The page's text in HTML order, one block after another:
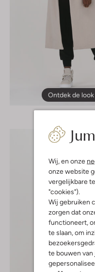
Wij, en onze
onze website
vergelijkbare
"cookies").
Wij gebruiken
zorgen dat
functioneert,
te slaan, om
te bouwen
Ontdek de look